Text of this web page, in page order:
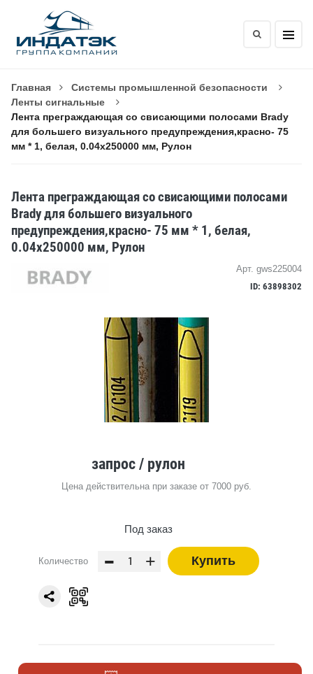
Главная
Системы промышленной безопасности
Ленты сигнальные
Лента преграждающая со свисающими полосами Brady
для большего визуального предупреждения,красно- 75
мм * 1, белая, 0.04x250000 мм, Рулон
Лента преграждающая со свисающими полосами
Brady для большего визуального
предупреждения,красно- 75 мм * 1, белая,
0.04x250000 мм, Рулон
Арт. gws225004
ID: 63898302
запрос/ рулон
Цена действительна при заказе от 7000 руб.
Под заказ
Количество - + Купить